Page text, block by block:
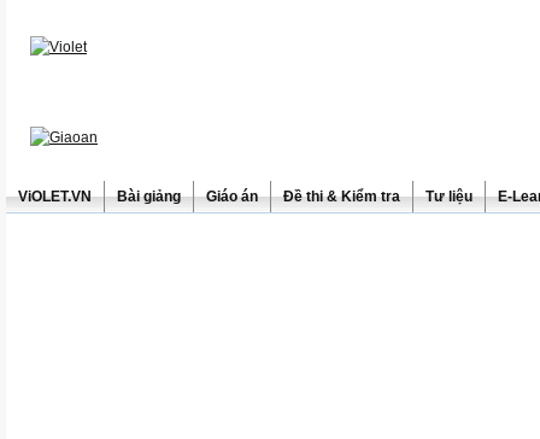
ViOLET.VN Bài giảng Giáo án Đề thi & Kiểm tra Tư liệu E-